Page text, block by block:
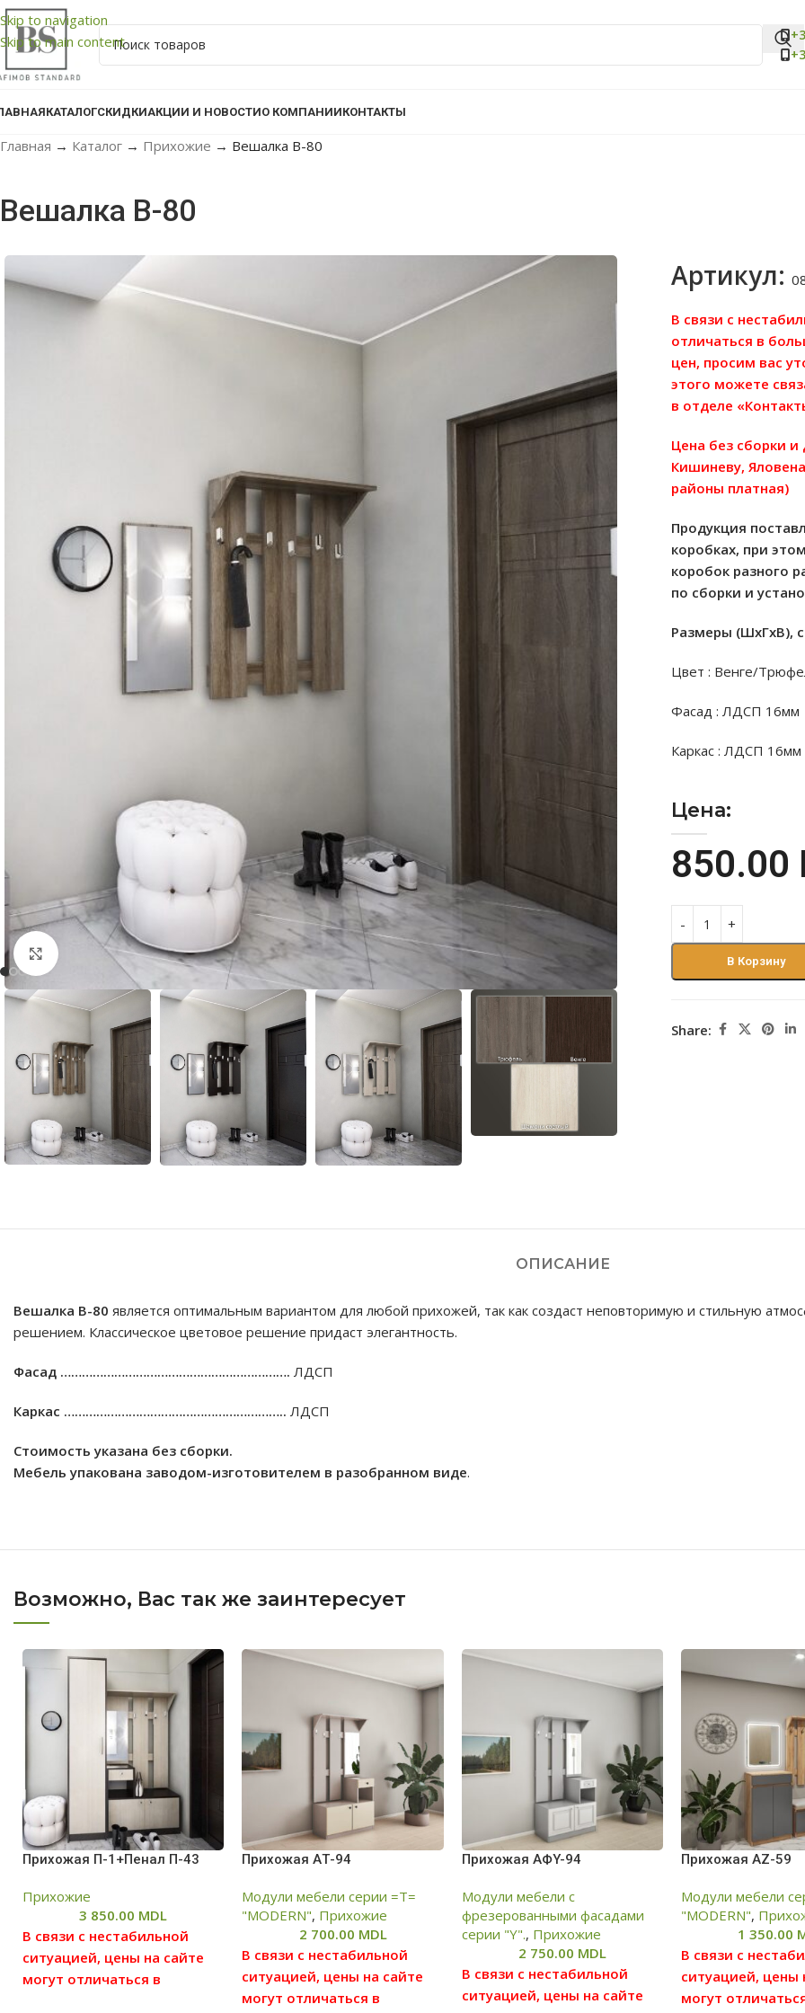
Skip to navigation
Skip to main content
КАТАЛОГСКИДКИАКЦИИ И НОВОСТИО КОМПАНИИКОНТАКТЫ
Главная → Каталог → Прихожие → Вешалка В-80
Вешалка В-80
Нажмите, чтобы увеличить
Артикул:
В связи с
отличаться в
цен, просим вас
этого можете
в отделе
Цена без сборки и
Кишиневу,
районы платная)
Продукция
коробках, при
коробок разного
по сборки и
Размеры (ШхГхВ),
Цвет : Венге/
Фасад : ЛДСП 16мм
Каркас : ЛДСП 16мм
Цена:
850.00
В Корзину
Share:
ОПИСАНИЕ
Вешалка В-80 является оптимальным вариантом для любой прихожей, так как создаст неповторимую и стильную
решением. Классическое цветовое решение придаст элегантность.
Фасад ………………………………………………………. ЛДСП
Каркас …………………………………………………….. ЛДСП
Стоимость указана без сборки.
Мебель упакована заводом-изготовителем в разобранном виде.
Возможно, Вас так же заинтересует
Прихожая П-1+Пенал П-43
Прихожие
3 850.00 MDL
В связи с нестабильной
ситуацией, цены на сайте
могут отличаться в
Прихожая AТ-94
Модули мебели серии =Т=
"MODERN", Прихожие
2 700.00 MDL
В связи с нестабильной
ситуацией, цены на сайте
могут отличаться в
Прихожая AФY-94
Модули мебели с
фрезерованными фасадами
серии "Y"., Прихожие
2 750.00 MDL
В связи с нестабильной
ситуацией, цены на сайте
Прихожая АZ-59
Модули мебели
"MODERN",
1 350.00
В связи с
ситуацией, цены
могут